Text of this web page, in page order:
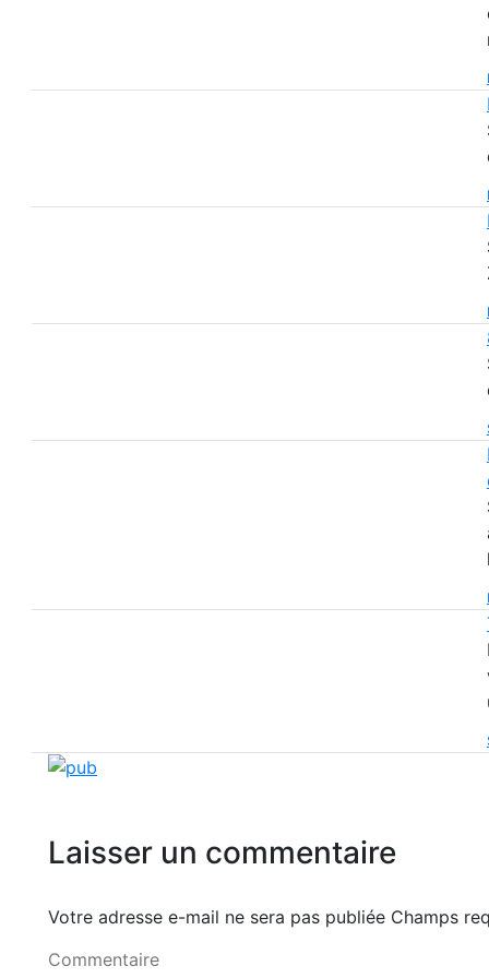
Laisser un commentaire
Votre adresse e-mail ne sera pas publiée Champs
Commentaire